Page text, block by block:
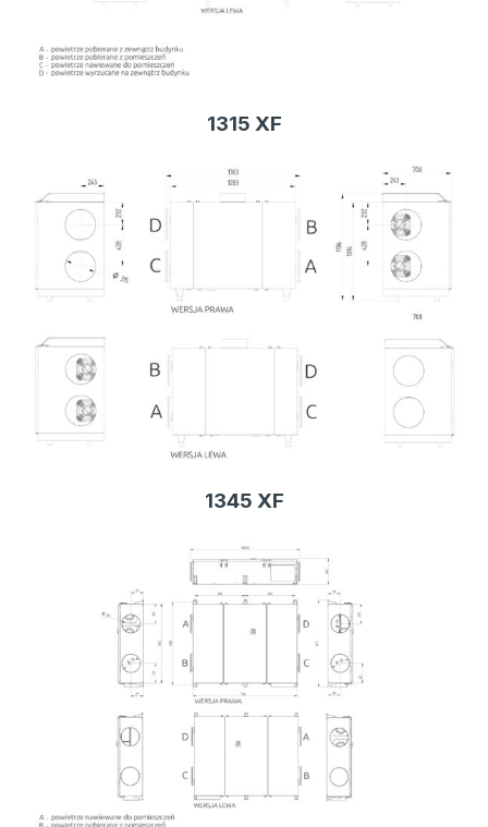
1315 XF
1345 XF